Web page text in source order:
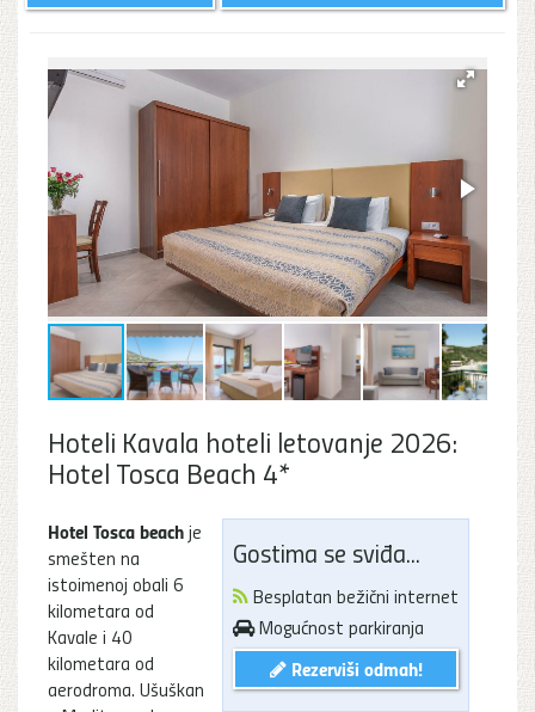
Hoteli Kavala hoteli letovanje 2026:
Hotel Tosca Beach 4*
Gostima se sviđa...
Besplatan bežični internet
Mogućnost parkiranja
Rezerviši odmah!
Hotel Tosca beachje
smešten na
istoimenoj obali 6
kilometara od
Kavale i 40
kilometara od
aerodroma. Ušuškan